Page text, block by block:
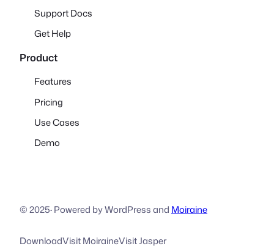
Support Docs
Get Help
Product
Features
Pricing
Use Cases
Demo
© 2025·Powered by WordPress and Moiraine
DownloadVisit MoiraineVisit Jasper